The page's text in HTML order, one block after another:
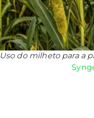
Uso do milheto para a